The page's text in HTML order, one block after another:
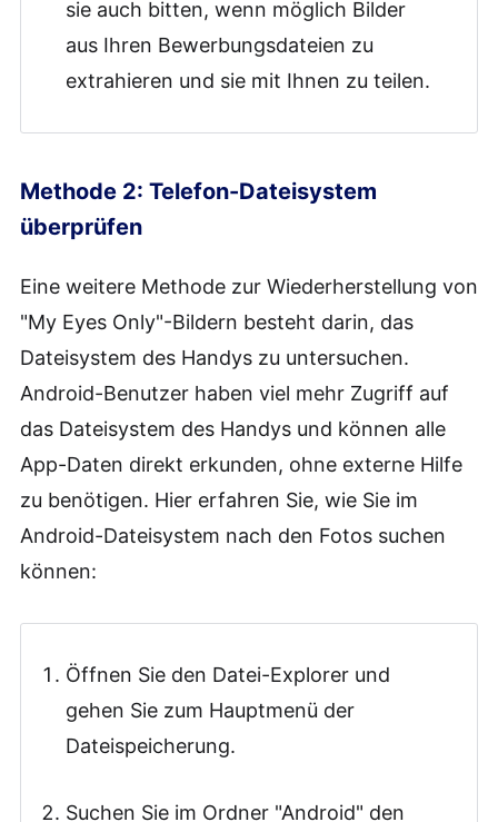
sie auch bitten, wenn möglich Bilder
aus Ihren Bewerbungsdateien zu
extrahieren und sie mit Ihnen zu teilen.
Methode 2: Telefon-Dateisystem
überprüfen
Eine weitere Methode zur Wiederherstellung von
"My Eyes Only"-Bildern besteht darin, das
Dateisystem des Handys zu untersuchen.
Android-Benutzer haben viel mehr Zugriff auf
das Dateisystem des Handys und können alle
App-Daten direkt erkunden, ohne externe Hilfe
zu benötigen. Hier erfahren Sie, wie Sie im
Android-Dateisystem nach den Fotos suchen
können:
Öffnen Sie den Datei-Explorer und
gehen Sie zum Hauptmenü der
Dateispeicherung.
Suchen Sie im Ordner "Android" den